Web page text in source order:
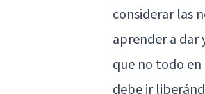
considerar las
aprender a dar
que no todo en
debe ir